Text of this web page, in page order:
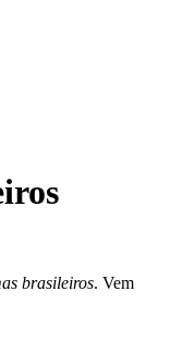
brasileiros. Vem